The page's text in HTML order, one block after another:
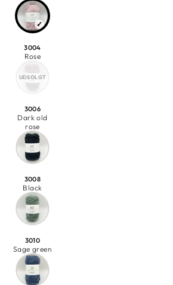
3004
Rose
3006
Dark old
rose
3008
Black
3010
Sage green